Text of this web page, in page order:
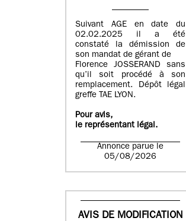
Suivant AGE en date du
02.02.2025 il a été
constaté la démission de
son mandat de gérant de
Florence JOSSERAND sans
qu’il soit procédé à son
remplacement. Dépôt légal
greffe TAE LYON.
Pour avis,
le représentant légal.
Annonce parue le
05/08/2026
AVIS DE MODIFICATION